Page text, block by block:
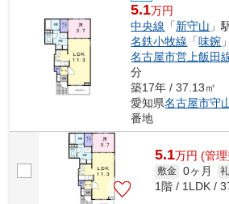
5.1万円
中央線 「新守山 」
名鉄小牧線 「味鋺
名古屋市営上飯田
分
築17年 / 37.13㎡
愛知県名古屋市守
番地
5.1万円 (管
敷金 0ヶ月
1階 / 1LDK /